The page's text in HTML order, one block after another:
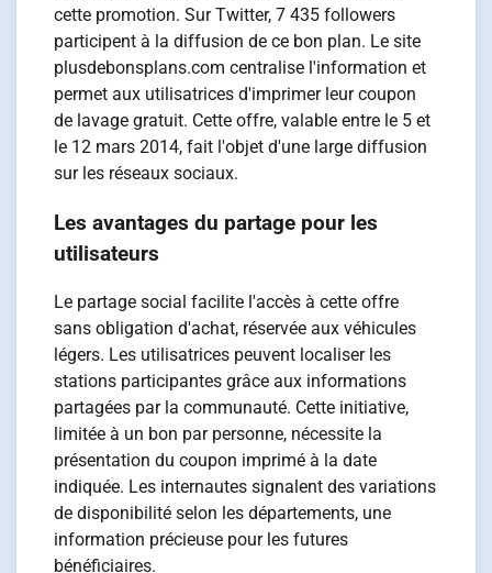
cette promotion. Sur Twitter, 7 435 followers
participent à la diffusion de ce bon plan. Le site
plusdebonsplans.com centralise l'information et
permet aux utilisatrices d'imprimer leur coupon
de lavage gratuit. Cette offre, valable entre le 5 et
le 12 mars 2014, fait l'objet d'une large diffusion
sur les réseaux sociaux.
Les avantages du partage pour les
utilisateurs
Le partage social facilite l'accès à cette offre
sans obligation d'achat, réservée aux véhicules
légers. Les utilisatrices peuvent localiser les
stations participantes grâce aux informations
partagées par la communauté. Cette initiative,
limitée à un bon par personne, nécessite la
présentation du coupon imprimé à la date
indiquée. Les internautes signalent des variations
de disponibilité selon les départements, une
information précieuse pour les futures
bénéficiaires.